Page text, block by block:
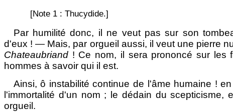
[Note 1 : Thucydide.]
Par humilité donc, il ne veut pas sur son
d'eux ! — Mais, par orgueil aussi, il veut une pierre
Chateaubriand ! Ce nom, il sera prononcé sur les
hommes à savoir qui il est.
Ainsi, ô instabilité continue de l'âme humaine !
l'immortalité d'un nom ; le dédain du
orgueil.